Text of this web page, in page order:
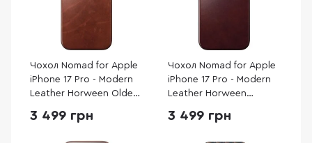
Чохол Nomad for Apple
iPhone 17 Pro - Modern
Leather Horween Olde
3 499 грн
Чохол Nomad for Apple
iPhone 17 Pro - Modern
Leather Horween
3 499 грн